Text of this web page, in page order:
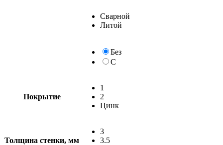
Сварной
Литой
Без
С
Покрытие
1
2
Цинк
Толщина стенки, мм
3
3.5